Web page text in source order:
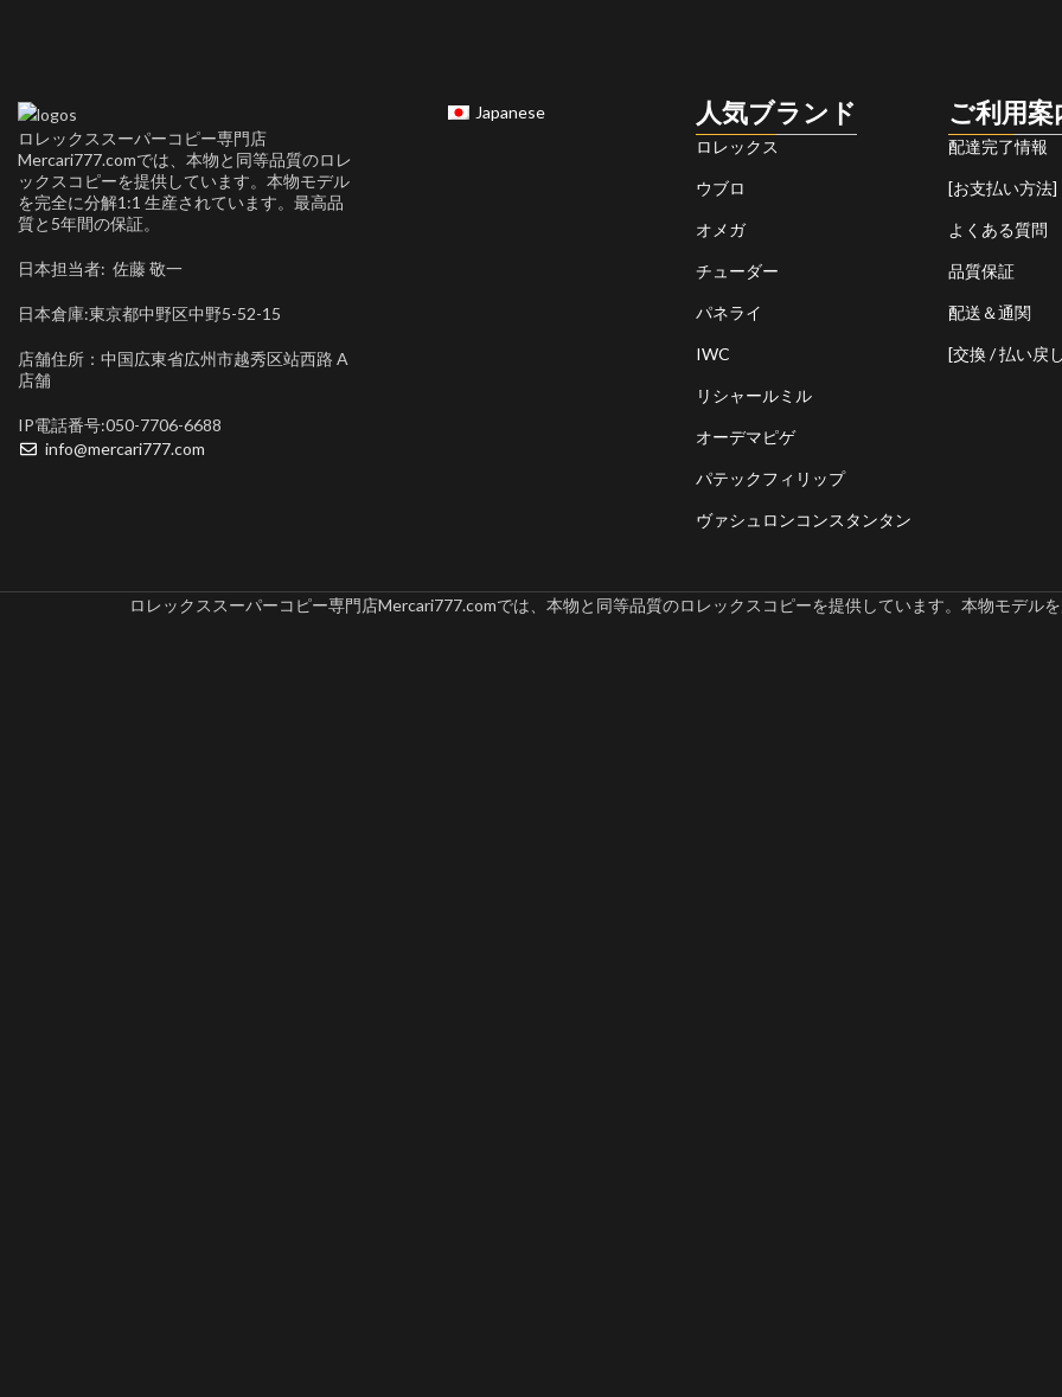
ロレックススーパーコピー専門店
Mercari777.comでは、本物と同等品質のロレ
ックスコピーを提供しています。本物モデル
を完全に分解1:1 生産されています。最高品
質と5年間の保証。
日本担当者: 佐藤 敬一
日本倉庫:東京都中野区中野5-52-15
店舗住所：中国広東省広州市越秀区站西路 A
店舗
IP電話番号:050-7706-6688
info@mercari777.com
Japanese 人気ブランド
ロレックス
ウブロ
オメガ
チューダー
パネライ
IWC
リシャールミル
オーデマピゲ
パテックフィリップ
ヴァシュロンコンスタンタン
ご利用案
配達完了情報
[お支払い方法]
よくある質問
品質保証
配送＆通関
[交換 / 払い戻
ロレックススーパーコピー専門店Mercari777.comでは、本物と同等品質のロレックスコピーを提供しています。本物モデル